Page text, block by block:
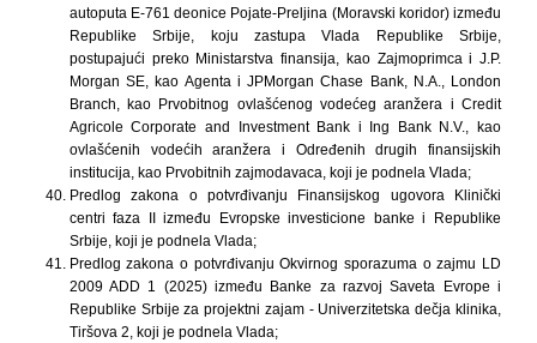
autoputa E-761 deonice Pojate-Preljina (Moravski koridor) između
Republike Srbije, koju zastupa Vlada Republike Srbije,
postupajući preko Ministarstva finansija, kao Zajmoprimca i J.P.
Morgan SE, kao Agenta i JPMorgan Chase Bank, N.A., London
Branch, kao Prvobitnog ovlašćenog vodećeg aranžera i Credit
Agricole Corporate and Investment Bank i Ing Bank N.V., kao
ovlašćenih vodećih aranžera i Određenih drugih finansijskih
institucija, kao Prvobitnih zajmodavaca, koji je podnela Vlada;
Predlog zakona o potvrđivanju Finansijskog ugovora Klinički
centri faza II između Evropske investicione banke i Republike
Srbije, koji je podnela Vlada;
Predlog zakona o potvrđivanju Okvirnog sporazuma o zajmu LD
2009 ADD 1 (2025) između Banke za razvoj Saveta Evrope i
Republike Srbije za projektni zajam - Univerzitetska dečja klinika,
Tiršova 2, koji je podnela Vlada;